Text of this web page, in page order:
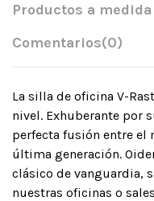
Productos a medida
Comentarios(0)
La silla de oficina V-
nivel. Exhuberante por
perfecta fusión entre el
última generación.
clásico de vanguardia,
nuestras oficinas o